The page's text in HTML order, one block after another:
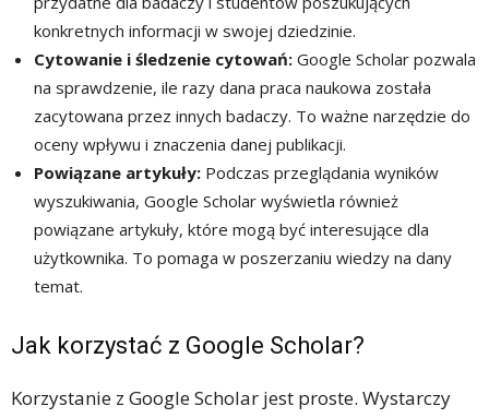
konkretnych informacji w swojej dziedzinie.
Cytowanie i śledzenie cytowań: Google Scholar pozwala
na sprawdzenie, ile razy dana praca naukowa została
zacytowana przez innych badaczy. To ważne narzędzie do
oceny wpływu i znaczenia danej publikacji.
Powiązane artykuły: Podczas przeglądania wyników
wyszukiwania, Google Scholar wyświetla również
powiązane artykuły, które mogą być interesujące dla
użytkownika. To pomaga w poszerzaniu wiedzy na dany
temat.
Jak korzystać z Google Scholar?
Korzystanie z Google Scholar jest proste. Wystarczy